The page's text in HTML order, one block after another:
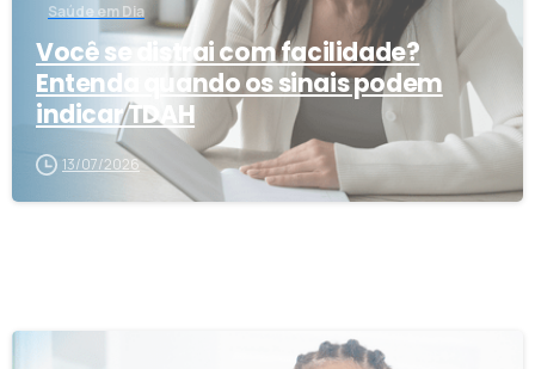
Saúde em Dia
Você se distrai com facilidade?
Entenda quando os sinais podem
indicar TDAH
13/07/2026